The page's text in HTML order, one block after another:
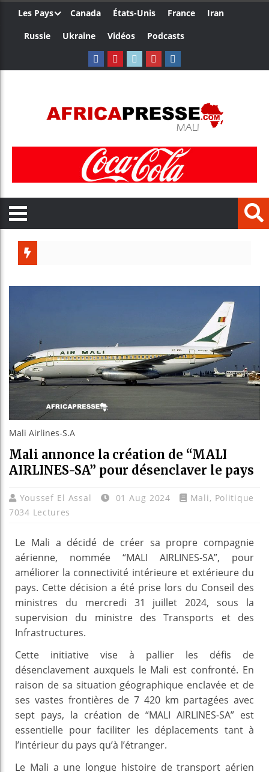
Les Pays Canada États-Unis France
Iran
Russie
Ukraine Vidéos Podcasts
Côte
Tunisie
Ceuta :
Mali Airlines-S.A
Mali annonce la création de “MALI
AIRLINES-SA” pour désenclaver le pays
Youssef El Assal 01 Aug 2024 Mali, Politique
7034 Lectures
Le Mali a décidé de créer sa propre compagnie
aérienne, nommée “MALI AIRLINES-SA”, pour
améliorer la connectivité intérieure et extérieure du
pays. Cette décision a été prise lors du Conseil des
ministres du mercredi 31 juillet 2024, sous la
supervision du ministre des Transports et des
Infrastructures.
Cette initiative vise à pallier les défis de
désenclavement auxquels le Mali est confronté. En
raison de sa situation géographique enclavée et de
ses vastes frontières de 7 420 km partagées avec
sept pays, la création de “MALI AIRLINES-SA” est
essentielle pour faciliter les déplacements tant à
l’intérieur du pays qu’à l’étranger.
Le Mali a une longue histoire de transport aérien